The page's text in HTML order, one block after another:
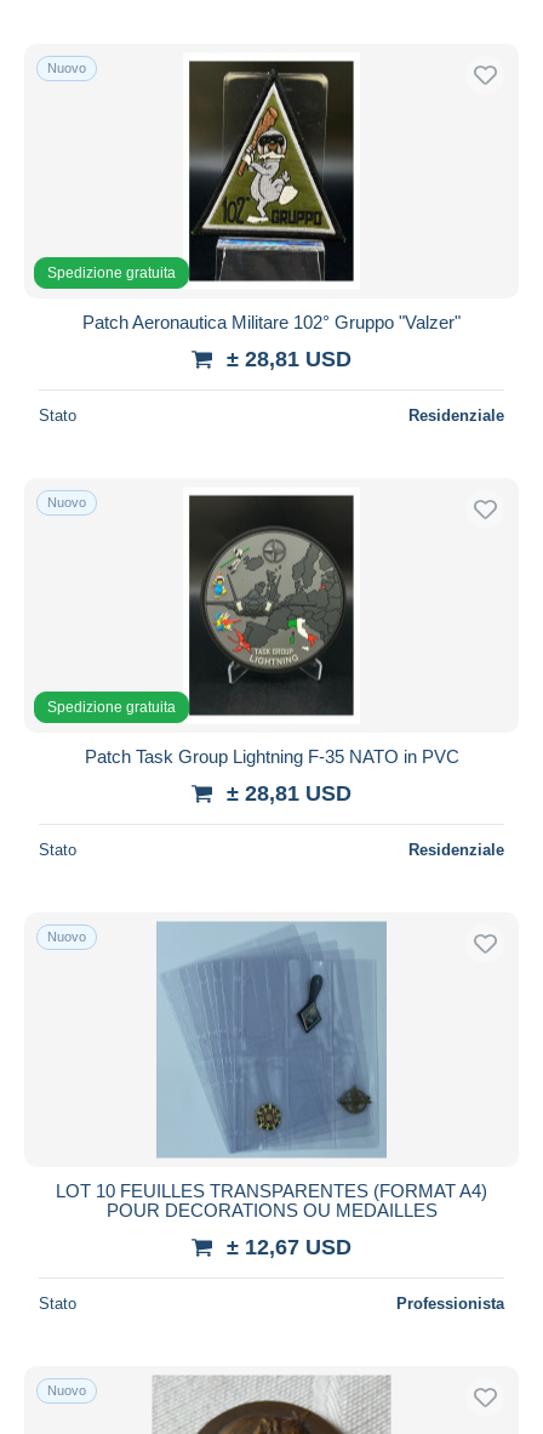
Nuovo
Spedizione gratuita
Patch Aeronautica Militare 102° Gruppo "Valzer"
± 28,81 USD
Stato Residenziale
Nuovo
Spedizione gratuita
Patch Task Group Lightning F-35 NATO in PVC
± 28,81 USD
Stato Residenziale
Nuovo
LOT 10 FEUILLES TRANSPARENTES (FORMAT A4)
POUR DECORATIONS OU MEDAILLES
± 12,67 USD
Stato Professionista
Nuovo